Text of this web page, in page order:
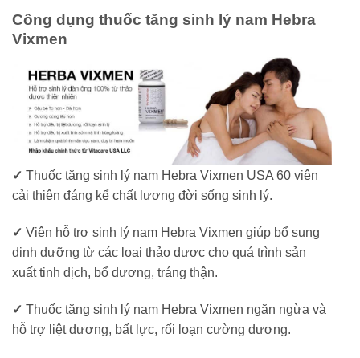
Công dụng thuốc tăng sinh lý nam Hebra
Vixmen
✓ Thuốc tăng sinh lý nam Hebra Vixmen USA 60 viên
cải thiện đáng kể chất lượng đời sống sinh lý.
✓ Viên hỗ trợ sinh lý nam Hebra Vixmen giúp bổ sung
dinh dưỡng từ các loại thảo dược cho quá trình sản
xuất tinh dịch, bổ dương, tráng thận.
✓ Thuốc tăng sinh lý nam Hebra Vixmen ngăn ngừa và
hỗ trợ liệt dương, bất lực, rối loạn cường dương.